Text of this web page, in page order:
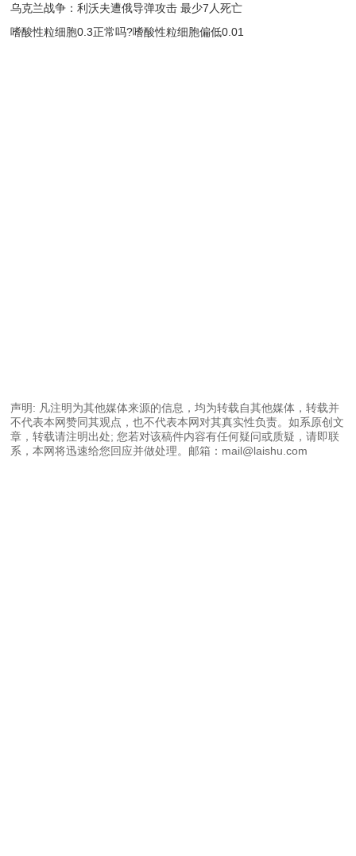
乌克兰战争：利沃夫遭俄导弹攻击 最少7人死亡
嗜酸性粒细胞0.3正常吗?嗜酸性粒细胞偏低0.01
声明: 凡注明为其他媒体来源的信息，均为转载自其他媒体，转载并
不代表本网赞同其观点，也不代表本网对其真实性负责。如系原创文
章，转载请注明出处; 您若对该稿件内容有任何疑问或质疑，请即联
系，本网将迅速给您回应并做处理。邮箱：mail@laishu.com